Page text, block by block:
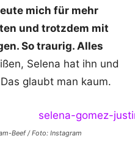
mich für mehr
und trotzdem mit
So traurig. Alles
Selena hat ihn und
glaubt man kaum.
Beef / Foto: Instagram